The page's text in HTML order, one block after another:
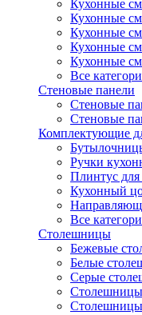
Кухонные
Кухонные
Кухонные
Кухонные
Кухонные
Все
Стеновые панели
Стеновые
Стеновые
Комплектующие
Ручки
Плинтус
Кухонный
Все
Столешницы
Бежевые
Белые
Серые